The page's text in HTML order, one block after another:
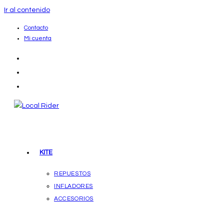
Ir al contenido
Contacto
Mi cuenta
KITE
REPUESTOS
INFLADORES
ACCESORIOS